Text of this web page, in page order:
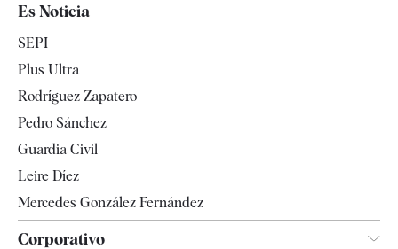
Televisión
Es Noticia
SEPI
Plus Ultra
Rodríguez Zapatero
Pedro Sánchez
Guardia Civil
Leire Díez
Mercedes González Fernández
Corporativo